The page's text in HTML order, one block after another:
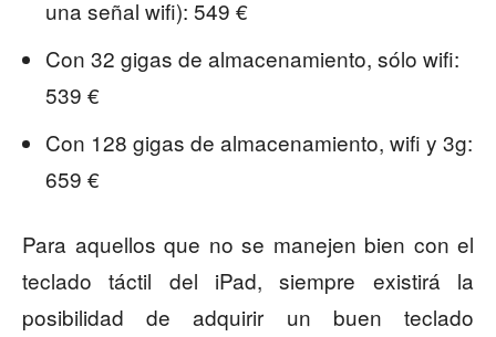
una señal wifi): 549 €
Con 32 gigas de almacenamiento, sólo wifi:
539 €
Con 128 gigas de almacenamiento, wifi y 3g:
659 €
Para aquellos que no se manejen bien con el
teclado táctil del iPad, siempre existirá la
posibilidad de adquirir un buen teclado